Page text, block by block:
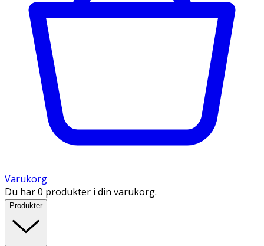
Varukorg
Du har 0 produkter i din varukorg.
Produkter